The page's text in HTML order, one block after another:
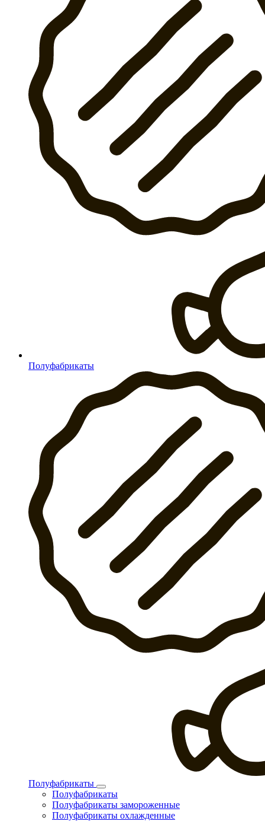
Полуфабрикаты
Полуфабрикаты
Полуфабрикаты
Полуфабрикаты замороженные
Полуфабрикаты охлажденные